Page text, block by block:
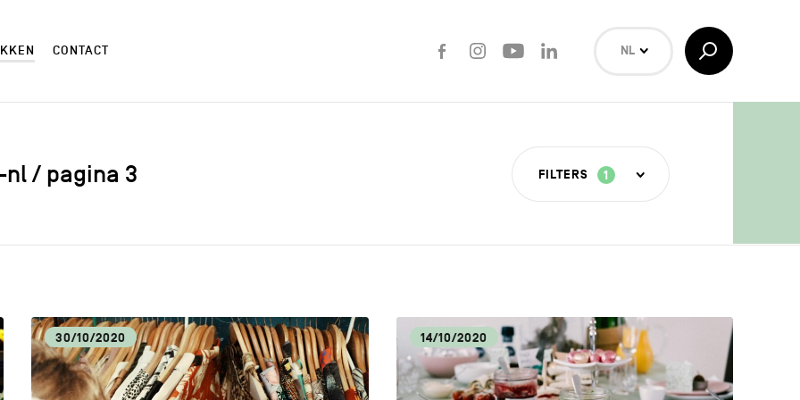
CONTACT
FacebookInstagramYoutube
NL
FR
Toggle
Search
/ pagina 3 FILTERS 1
CM CULTUUR
ECONOMISCHE DYNAMIEK HORECA
30/10/2020 14/10/2020